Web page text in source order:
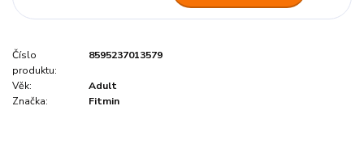
Číslo
produktu:
8595237013579
Věk:
Adult
Značka:
Fitmin